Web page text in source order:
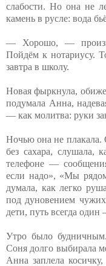
слабости. Но она не
камень в русле: вода
— Хорошо, —
Пойдём к нотариусу.
завтра в школу.
Новая фыркнула,
подумала Анна,
— как молитва: руки
Ночью она не плакала.
без сахара, слушала,
телефоне —
если надо», «Мы
думала, как легко
под дуновением
дети, путь всегда
Утро было
Соня долго выбирала
Анна заплела